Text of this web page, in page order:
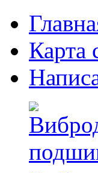
Карта